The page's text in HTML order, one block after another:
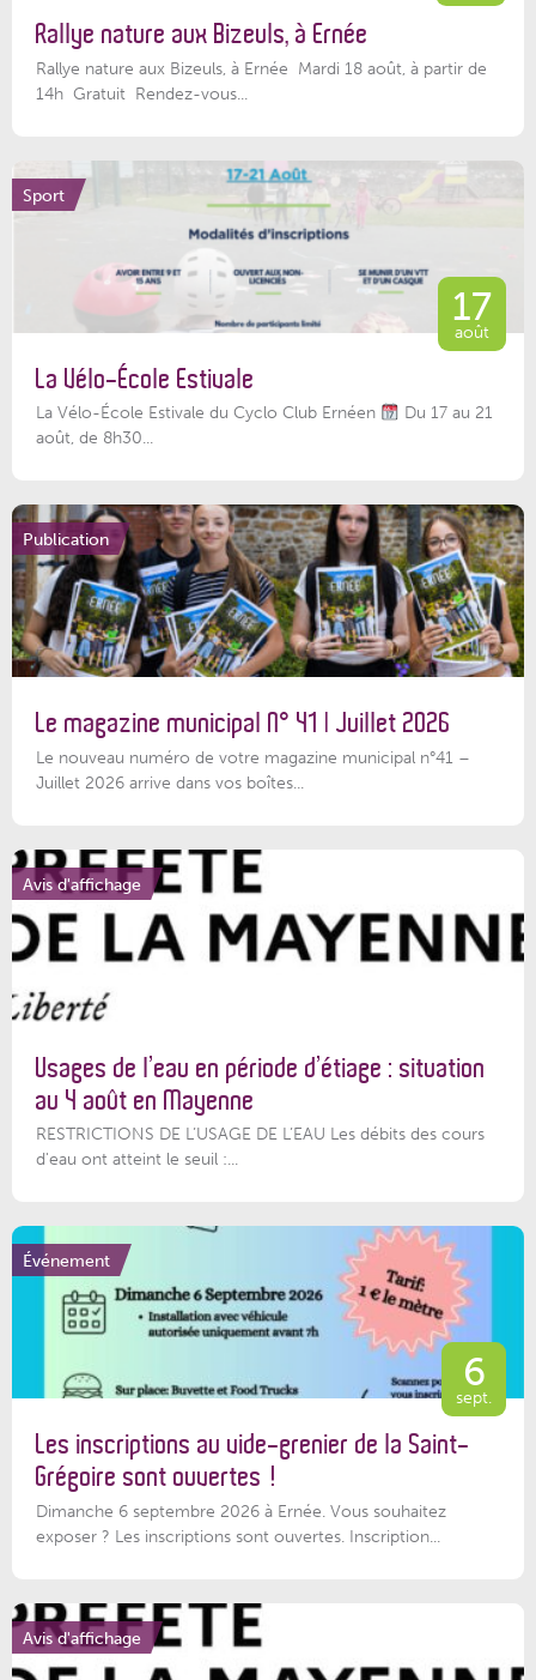
Rallye nature aux Bizeuls, à Ernée
Rallye nature aux Bizeuls, à Ernée Mardi 18 août, à partir de
14h Gratuit Rendez-vous...
Sport
17
août
La Vélo-École Estivale
La Vélo-École Estivale du Cyclo Club Ernéen
Du 17 au 21
août, de 8h30...
Publication
Le magazine municipal N° 41 | Juillet 2026
Le nouveau numéro de votre magazine municipal n°41 –
Juillet 2026 arrive dans vos boîtes...
Avis d'affichage
Usages de l’eau en période d’étiage : situation
au 4 août en Mayenne
RESTRICTIONS DE L’USAGE DE L’EAU Les débits des cours
d'eau ont atteint le seuil :...
Événement
6
sept.
Les inscriptions au vide-grenier de la Saint-
Grégoire sont ouvertes !
Dimanche 6 septembre 2026 à Ernée. Vous souhaitez
exposer ? Les inscriptions sont ouvertes. Inscription...
Avis d'affichage